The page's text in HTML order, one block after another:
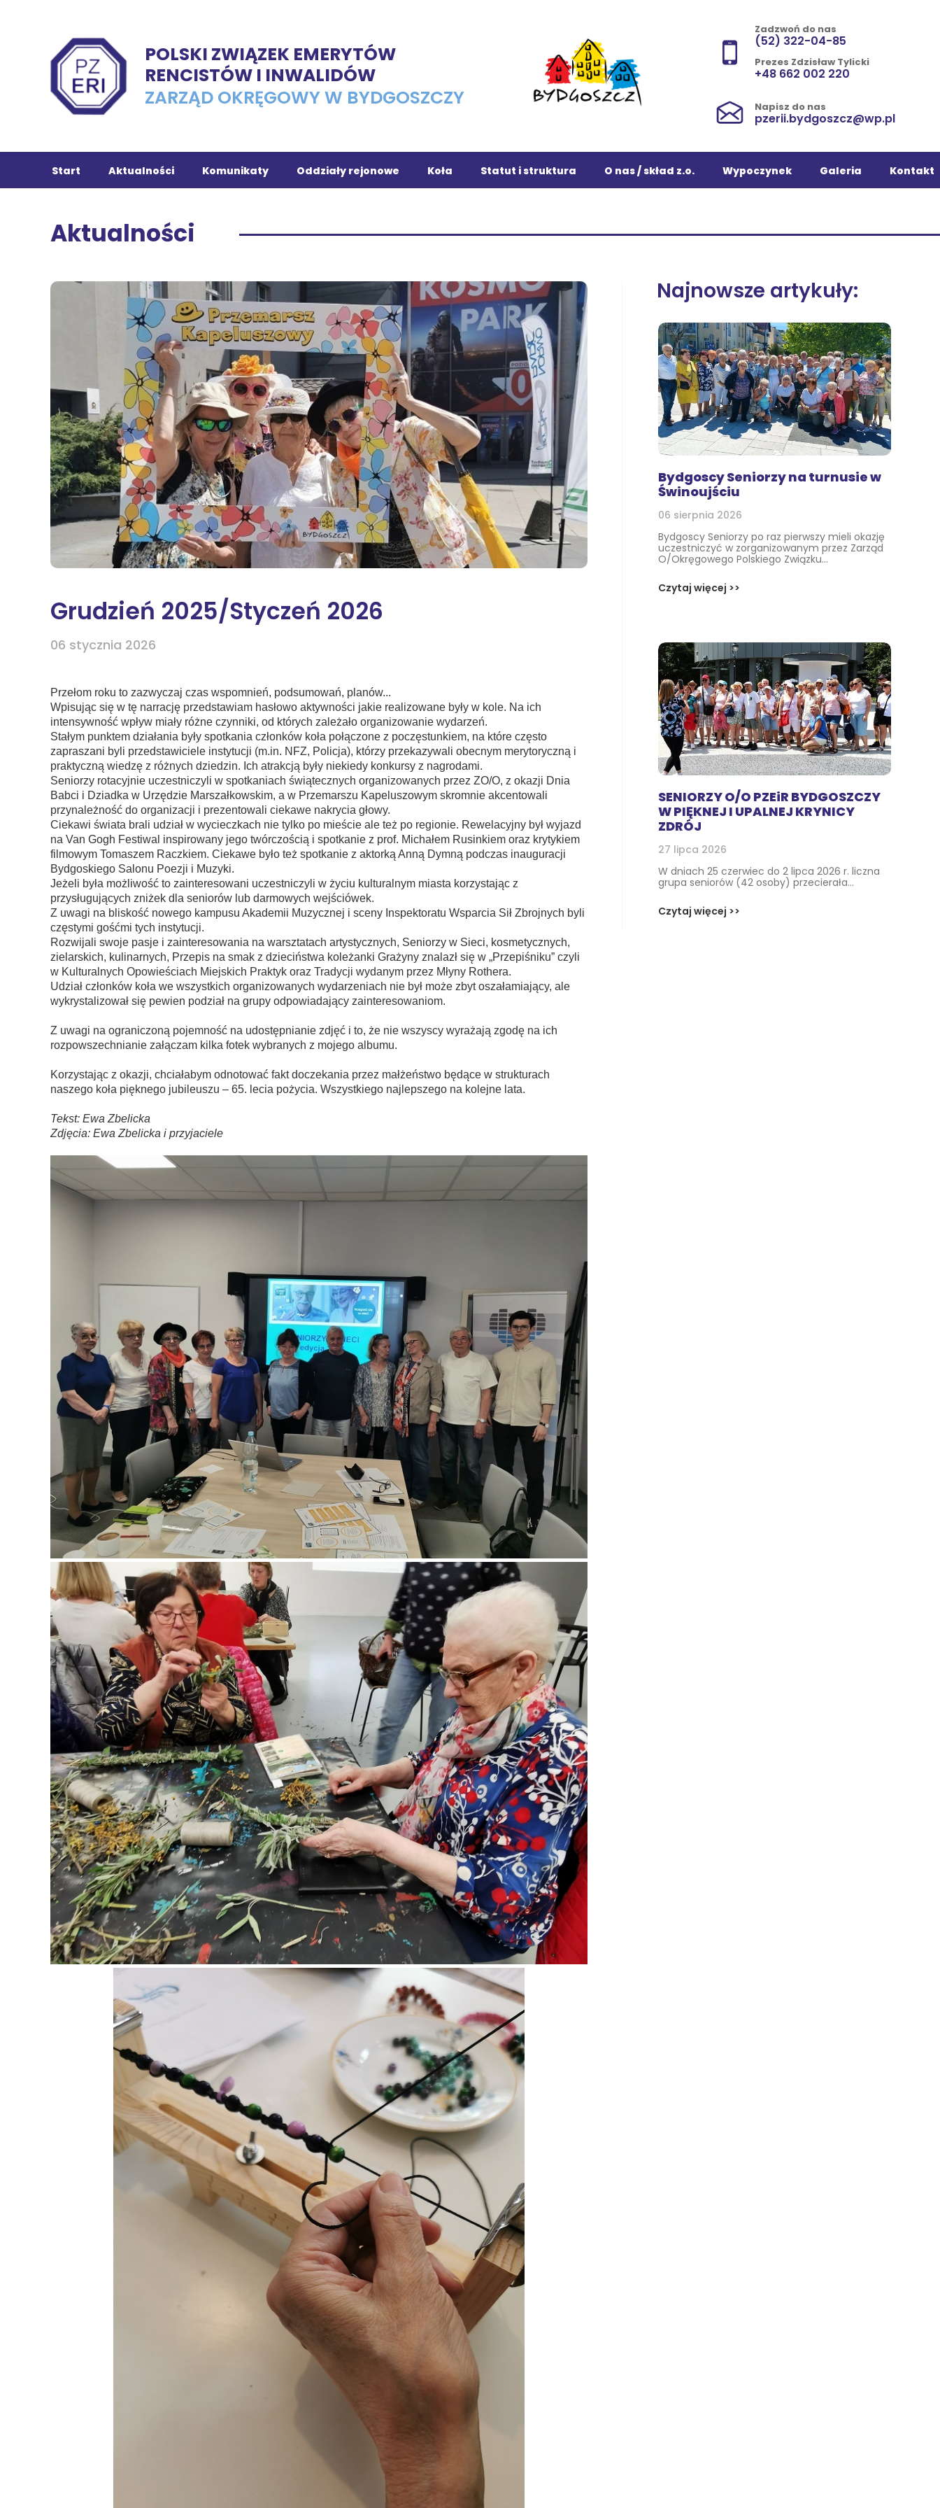
POLSKI ZWIĄZEK EMERYTÓW
RENCISTÓW I INWALIDÓW
ZARZĄD OKRĘGOWY W BYDGOSZCZY
Napisz do nas
pzerii.bydgoszcz@wp.pl
Zadzwoń do nas
(52) 322-04-85
Prezes Zdzisław Tylicki
+48 662 002 220
Start Aktualności Komunikaty Oddziały rejonowe
Tuchola
Nakło
Sępólno
Świecie
Żnin
Więcbork
Koła
Dąbrowa Chełmińska
Romet
Solec Kujawski
Wzgórze Wolności
Szubin
Strzelno
Wyżyny Kapuściska
Szwederowo
Błonie
Bartodzieje
Statut i struktura O nas / skład z.o. Wypoczynek Galeria Kontakt
Najnowsze artykuły:
Bydgoscy Seniorzy na turnusie w
Świnoujściu
06 sierpnia 2026
Bydgoscy Seniorzy po raz pierwszy mieli okazję
uczestniczyć w zorganizowanym przez Zarząd
O/Okręgowego Polskiego Związku...
Czytaj więcej >>
SENIORZY O/O PZEiR BYDGOSZCZY
W PIĘKNEJ I UPALNEJ KRYNICY
ZDRÓJ
27 lipca 2026
W dniach 25 czerwiec do 2 lipca 2026 r. liczna
grupa seniorów (42 osoby) przecierała...
Czytaj więcej >>
06 stycznia 2026
Grudzień 2025/Styczeń 2026
Przełom roku to zazwyczaj czas wspomnień, podsumowań, planów...
Wpisując się w tę narrację przedstawiam hasłowo aktywności jakie realizowane były w kole. Na ich
intensywność wpływ miały różne czynniki, od których zależało organizowanie wydarzeń.
Stałym punktem działania były spotkania członków koła połączone z poczęstunkiem, na które często
zapraszani byli przedstawiciele instytucji (m.in. NFZ, Policja), którzy przekazywali obecnym merytoryczną i
praktyczną wiedzę z różnych dziedzin. Ich atrakcją były niekiedy konkursy z nagrodami.
Seniorzy rotacyjnie uczestniczyli w spotkaniach świątecznych organizowanych przez ZO/O, z okazji Dnia
Babci i Dziadka w Urzędzie Marszałkowskim, a w Przemarszu Kapeluszowym skromnie akcentowali
przynależność do organizacji i prezentowali ciekawe nakrycia głowy.
Ciekawi świata brali udział w wycieczkach nie tylko po mieście ale też po regionie. Rewelacyjny był wyjazd
na Van Gogh Festiwal inspirowany jego twórczością i spotkanie z prof. Michałem Rusinkiem oraz krytykiem
filmowym Tomaszem Raczkiem. Ciekawe było też spotkanie z aktorką Anną Dymną podczas inauguracji
Bydgoskiego Salonu Poezji i Muzyki.
Jeżeli była możliwość to zainteresowani uczestniczyli w życiu kulturalnym miasta korzystając z
przysługujących zniżek dla seniorów lub darmowych wejściówek.
Z uwagi na bliskość nowego kampusu Akademii Muzycznej i sceny Inspektoratu Wsparcia Sił Zbrojnych byli
częstymi gośćmi tych instytucji.
Rozwijali swoje pasje i zainteresowania na warsztatach artystycznych, Seniorzy w Sieci, kosmetycznych,
zielarskich, kulinarnych, Przepis na smak z dzieciństwa koleżanki Grażyny znalazł się w „Przepiśniku” czyli
w Kulturalnych Opowieściach Miejskich Praktyk oraz Tradycji wydanym przez Młyny Rothera.
Udział członków koła we wszystkich organizowanych wydarzeniach nie był może zbyt oszałamiający, ale
wykrystalizował się pewien podział na grupy odpowiadający zainteresowaniom.
Z uwagi na ograniczoną pojemność na udostępnianie zdjęć i to, że nie wszyscy wyrażają zgodę na ich
rozpowszechnianie załączam kilka fotek wybranych z mojego albumu.
Korzystając z okazji, chciałabym odnotować fakt doczekania przez małżeństwo będące w strukturach
naszego koła pięknego jubileuszu – 65. lecia pożycia. Wszystkiego najlepszego na kolejne lata.
Tekst: Ewa Zbelicka
Zdjęcia: Ewa Zbelicka i przyjaciele
Aktualności